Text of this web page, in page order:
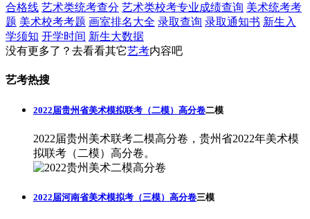
合格线 艺术类统考查分 艺术类校考专业成绩查询 美术统考考
题 美术校考考题 画室排名大全 录取查询 录取通知书 新生入
学须知 开学时间 新生大数据
没有更多了？去看看其它艺考内容吧
艺考热搜
2022届贵州省美术模拟联考（二模）高分卷二模
2022届贵州美术联考二模高分卷，贵州省2022年美术模
拟联考（二模）高分卷。
2022届河南省美术模拟考（三模）高分卷三模